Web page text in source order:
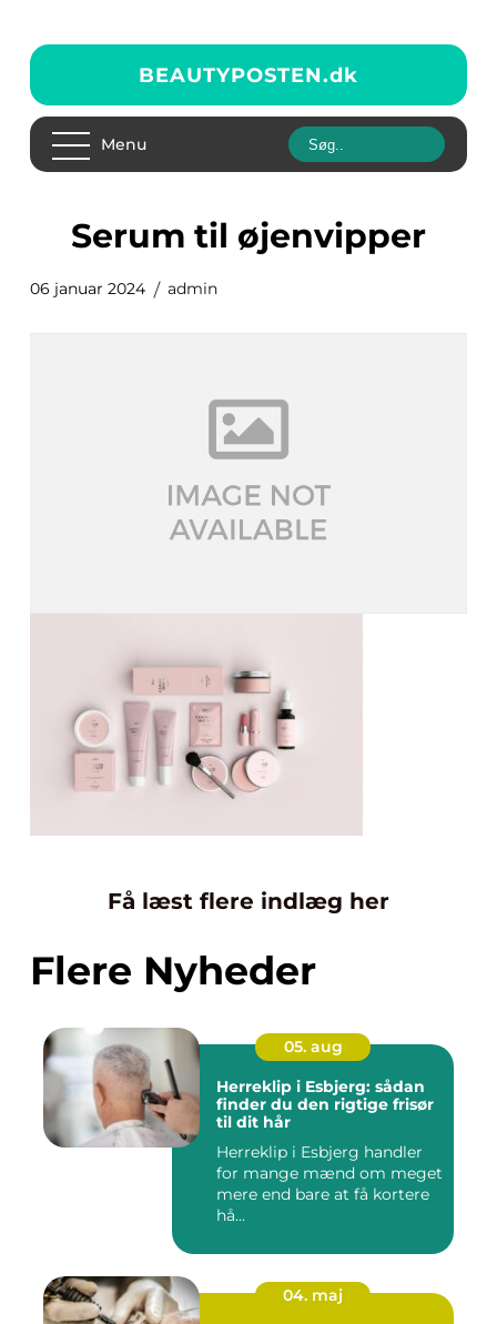
BEAUTYPOSTEN.dk
Menu
serum til øjenvipper
06 januar 2024 admin
Få læst flere indlæg her
Flere Nyheder
05. aug
Herreklip i Esbjerg: sådan
finder du den rigtige frisør
til dit hår
Herreklip i Esbjerg handler
for mange mænd om meget
mere end bare at få kortere
hå...
04. maj